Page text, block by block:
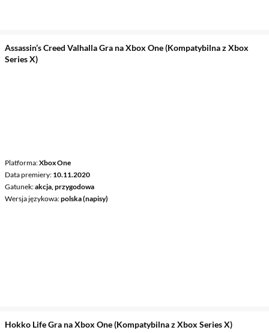
Assassin’s Creed Valhalla Gra na Xbox One (Kompatybilna z Xbox
Series X)
Platforma Xbox One
Data premiery 10.11.2020
Gatunek akcja, przygodowa
Wersja językowa polska (napisy)
Hokko Life Gra na Xbox One (Kompatybilna z Xbox Series X)